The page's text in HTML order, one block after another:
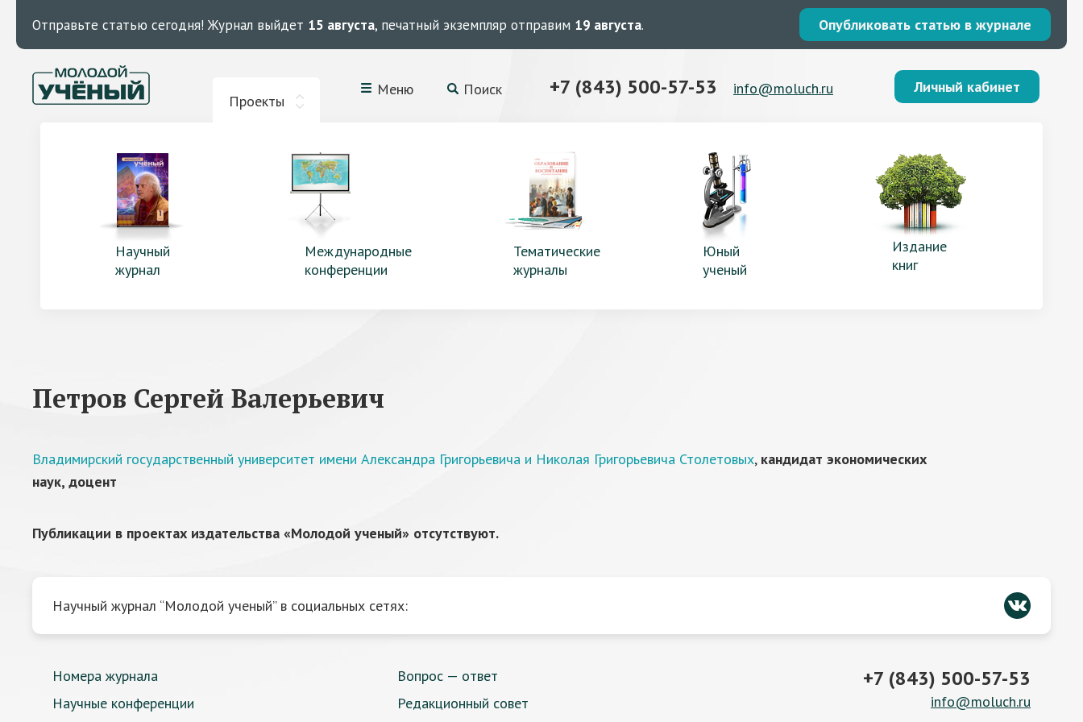
Отправьте статью сегодня! Журнал выйдет 15 августа, печатный экземпляр отправим 19 августа. Опубликовать статью в журнале
Проекты
Меню Поиск +7 (843) 500-57-53 info@moluch.ru Личный кабинет
Научный
журнал
Международные
конференции
Тематические
журналы
Юный
ученый
Издание
книг
Петров Сергей Валерьевич
Владимирский государственный университет имени Александра Григорьевича и Николая Григорьевича Столетовых, кандидат экономических
наук, доцент
Публикации в проектах издательства «Молодой ученый» отсутствуют.
Научный журнал “Молодой ученый” в социальных сетях:
Номера журнала
Научные конференции
Вопрос — ответ
Редакционный совет
+7 (843) 500-57-53
info@moluch.ru